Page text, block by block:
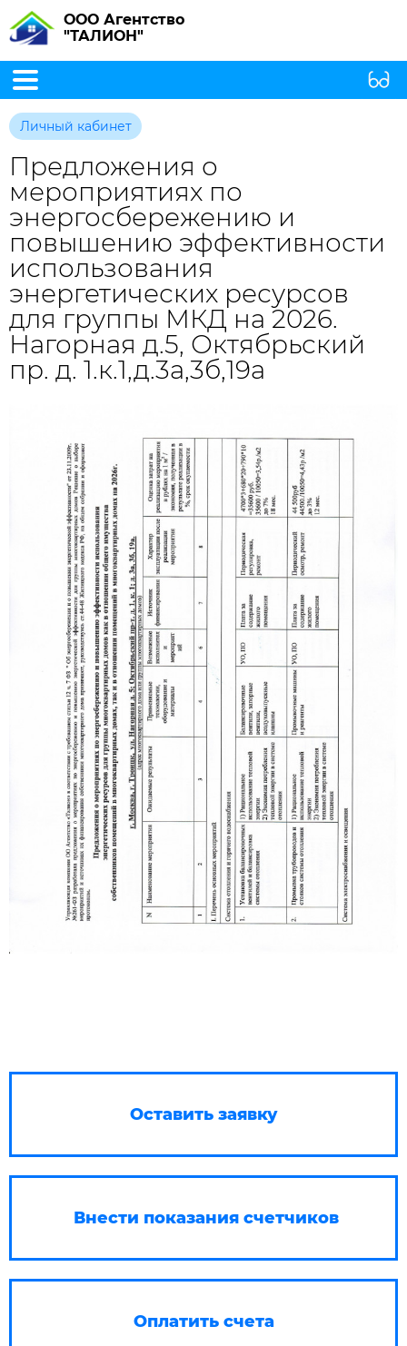
ООО Агентство
"ТАЛИОН"
Личный кабинет
Предложения о
мероприятиях по
энергосбережению и
повышению эффективности
использования
энергетических ресурсов
для группы МКД на 2026.
Нагорная д.5, Октябрьский
пр. д. 1.к.1,д.3а,3б,19а
Оставить заявку
Внести показания счетчиков
Оплатить счета